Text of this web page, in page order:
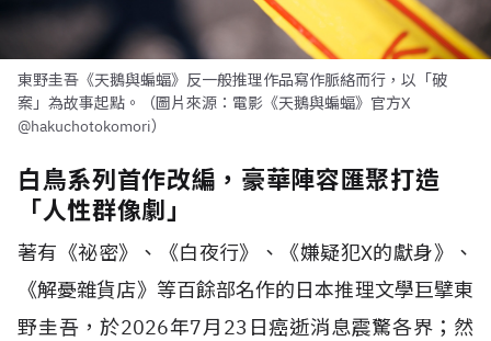
東野圭吾《天鵝與蝙蝠》反一般推理作品寫作脈絡而行，以「破
案」為故事起點。（圖片來源：電影《天鵝與蝙蝠》官方X
@hakuchotokomori）
白鳥系列首作改編，豪華陣容匯聚打造
「人性群像劇」
著有《祕密》、《白夜行》、《嫌疑犯X的獻身》、
《解憂雜貨店》等百餘部名作的日本推理文學巨擘東
野圭吾，於2026年7月23日癌逝消息震驚各界；然